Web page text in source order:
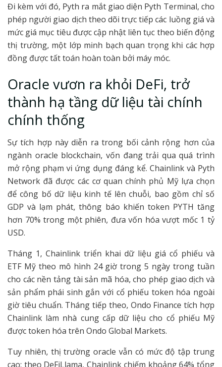
Đi kèm với đó, Pyth ra mắt giao diện Pyth Terminal, cho
phép người giao dịch theo dõi trực tiếp các luồng giá và
mức giá mục tiêu được cập nhật liên tục theo biến động
thị trường, một lớp minh bạch quan trọng khi các hợp
đồng được tất toán hoàn toàn bởi máy móc.
Oracle vươn ra khỏi DeFi, trở
thành hạ tầng dữ liệu tài chính
chính thống
Sự tích hợp này diễn ra trong bối cảnh rộng hơn của
ngành oracle blockchain, vốn đang trải qua quá trình
mở rộng phạm vi ứng dụng đáng kể. Chainlink và Pyth
Network đã được các cơ quan chính phủ Mỹ lựa chọn
để công bố dữ liệu kinh tế lên chuỗi, bao gồm chỉ số
GDP và lạm phát, thông báo khiến token PYTH tăng
hơn 70% trong một phiên, đưa vốn hóa vượt mốc 1 tỷ
USD.
Tháng 1, Chainlink triển khai dữ liệu giá cổ phiếu và
ETF Mỹ theo mô hình 24 giờ trong 5 ngày trong tuần
cho các nền tảng tài sản mã hóa, cho phép giao dịch và
sản phẩm phái sinh gắn với cổ phiếu token hóa ngoài
giờ tiêu chuẩn. Tháng tiếp theo, Ondo Finance tích hợp
Chainlink làm nhà cung cấp dữ liệu cho cổ phiếu Mỹ
được token hóa trên Ondo Global Markets.
Tuy nhiên, thị trường oracle vẫn có mức độ tập trung
cao: theo DeFiLlama, Chainlink chiếm khoảng 64% tổng